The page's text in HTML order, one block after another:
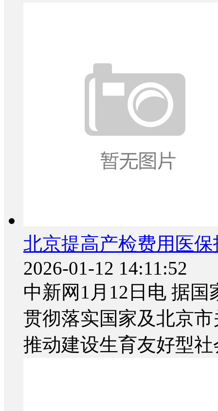
北京提高产检费用医
2026-01-12 14:11:52
中新网1月12日电 据
贯彻落实国家及北京
推动建设生育友好型社